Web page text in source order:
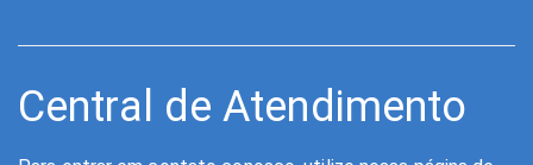
Central de Atendimento